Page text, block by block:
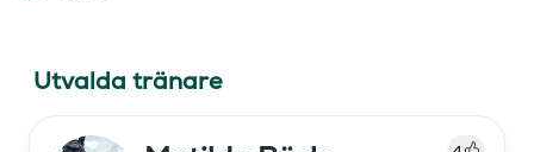
Utvalda tränare